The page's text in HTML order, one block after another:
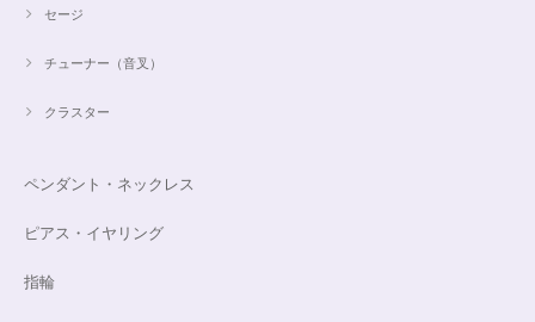
セージ
チューナー（音叉）
クラスター
ペンダント・ネックレス
ピアス・イヤリング
指輪